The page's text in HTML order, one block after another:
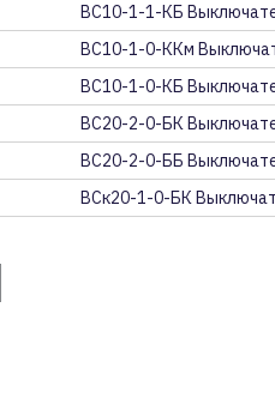
ВС10-1-1-КБ
ВС10-1-0-ККм
ВС10-1-0-КБ
ВС20-2-0-БК
ВС20-2-0-ББ
ВСк20-1-0-БК